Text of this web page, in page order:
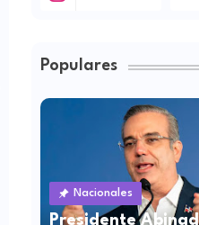
Populares
Nacionales
Presidente